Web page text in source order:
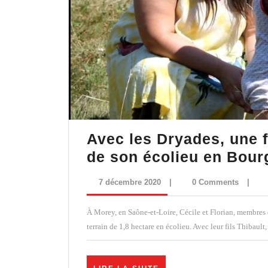
Avec les Dryades,
de son écolieu en
7 décembre 20207
décembre
0 Comments
À Morey, en Saône-et-Loire, Cécile et Florian,
terrain de 1,8 hectare en écolieu. Avec leur fils